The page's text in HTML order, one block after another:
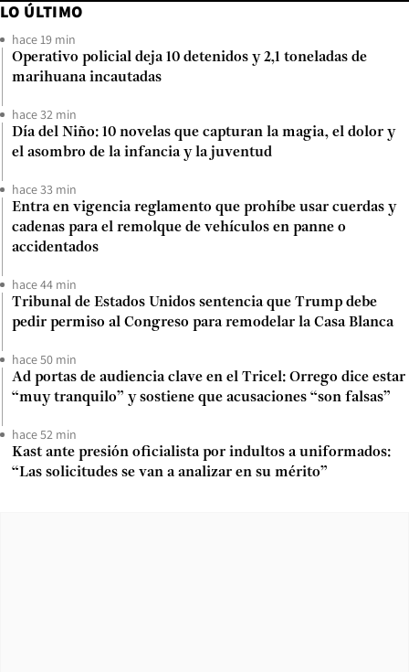
LO ÚLTIMO
hace 19 min
Operativo policial deja 10 detenidos y 2,1 toneladas de
marihuana incautadas
hace 32 min
Día del Niño: 10 novelas que capturan la magia, el dolor y
el asombro de la infancia y la juventud
hace 33 min
Entra en vigencia reglamento que prohíbe usar cuerdas y
cadenas para el remolque de vehículos en panne o
accidentados
hace 44 min
Tribunal de Estados Unidos sentencia que Trump debe
pedir permiso al Congreso para remodelar la Casa Blanca
hace 50 min
Ad portas de audiencia clave en el Tricel: Orrego dice estar
“muy tranquilo” y sostiene que acusaciones “son falsas”
hace 52 min
Kast ante presión oficialista por indultos a uniformados:
“Las solicitudes se van a analizar en su mérito”